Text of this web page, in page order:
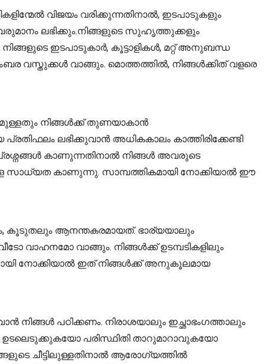
വിജയം വരിക്കുന്നതിനാൽ, ഇടപാടുകളും
ലഭിക്കും.നിങ്ങളുടെ സുഹൃത്തുക്കളും
ഇടപാടുകാർ, കൂട്ടാളികൾ, മറ്റ് അനുബന്ധ
വസ്തുക്കൾ വാങ്ങും. മൊത്തത്തിൽ, നിങ്ങൾക്കിത് വളരെ
നിങ്ങൾക്ക് തുണയാകാൻ
ലഭിക്കുവാൻ അധികകാലം കാത്തിരിക്കേണ്ടി
പ്രശ്നങ്ങൾ കാണുന്നതിനാൽ നിങ്ങൾ അവരുടെ
കാണുന്നു. സാമ്പത്തികമായി നോക്കിയാൽ ഈ
കൂടുതലും ആനന്തകരമായത്. ഭാര്യയാലും
വാഹനമോ വാങ്ങും. നിങ്ങൾക്ക് ഉടമ്പടികളിലും
നോക്കിയാൽ ഇത് നിങ്ങൾക്ക് അനുകൂലമായ
നിങ്ങൾ പഠിക്കണം. നിരാശയാലും ഇച്ഛാഭംഗത്താലും
പരിസ്ഥിതി താറുമാറാവുകയോ
ചീട്ടിലുള്ളതിനാൽ ആരോഗ്യത്തിൽ